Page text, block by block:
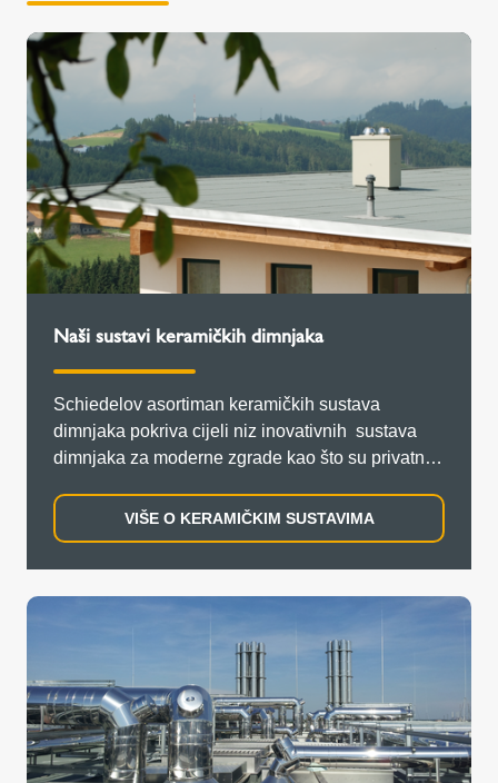
Naši sustavi keramičkih dimnjaka
Schiedelov asortiman keramičkih sustava
dimnjaka pokriva cijeli niz inovativnih sustava
dimnjaka za moderne zgrade kao što su privatne
poslovne zgrade.VIŠE O KERAMIČKIM SUSTAVIMA